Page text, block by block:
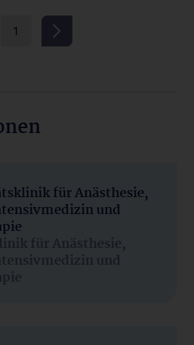
1
für Anästhesie,
und
für Anästhesie,
und